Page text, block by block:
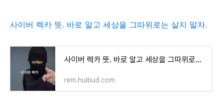
사이버 렉카 뜻. 바로 알고 세상을 그따위로는 살지 말자.
사이버 렉카 뜻. 바로 알고 세상을 그따위로는 살지 말자.
rem.huibud.com